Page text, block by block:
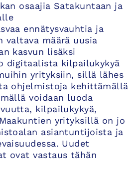
osaajia Satakuntaan ja
ennätysvauhtia ja
valtava määrä uusia
kasvun lisäksi
digitaalista kilpailukykyä
yrityksiin, sillä lähes
ohjelmistoja kehittämällä
voidaan luoda
kilpailukykyä,
yrityksillä on jo
asiantuntijoista ja
Uudet
ovat vastaus tähän